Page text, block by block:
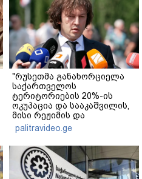
"რუსეთმა განახორციელა
საქართველოს
ტერიტორიების 20%-ის
ოკუპაცია და სააკაშვილის,
მისი რეჟიმის და
"ნაცმოძრაობის" ღალატი
ვერანაირად ვერ
გადაფარავს ამ
დანაშაულს" - ირაკლი
კობახიძე
palitravideo.ge